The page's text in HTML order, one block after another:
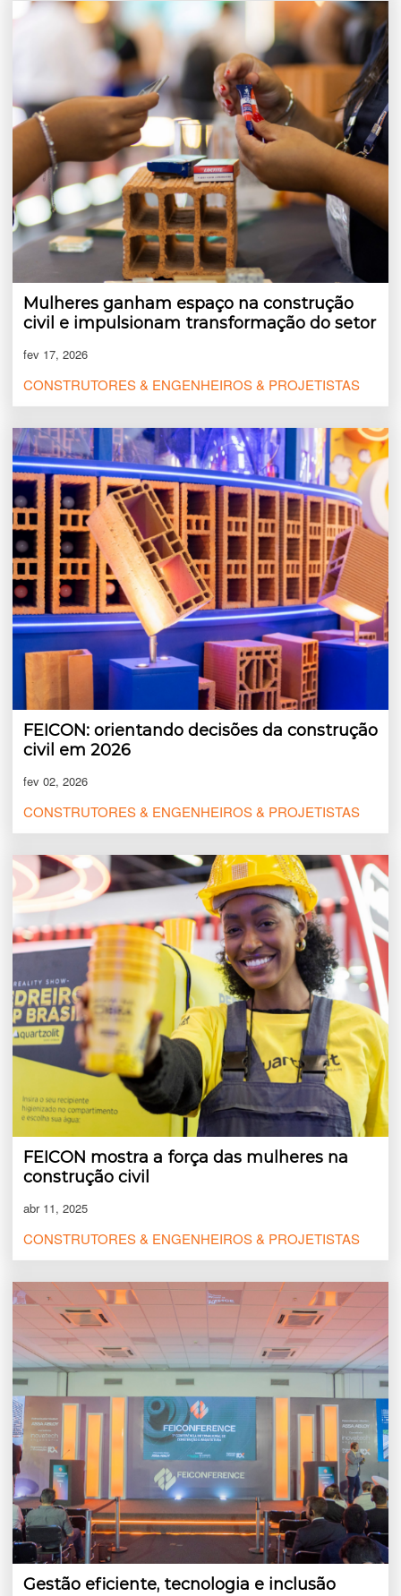
Mulheres ganham espaço na construção
civil e impulsionam transformação do setor
fev 17, 2026
CONSTRUTORES & ENGENHEIROS & PROJETISTAS
FEICON: orientando decisões da construção
civil em 2026
fev 02, 2026
CONSTRUTORES & ENGENHEIROS & PROJETISTAS
FEICON mostra a força das mulheres na
construção civil
abr 11, 2025
CONSTRUTORES & ENGENHEIROS & PROJETISTAS
Gestão eficiente, tecnologia e inclusão